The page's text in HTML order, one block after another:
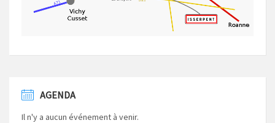
AGENDA
Il n'y a aucun événement à venir.